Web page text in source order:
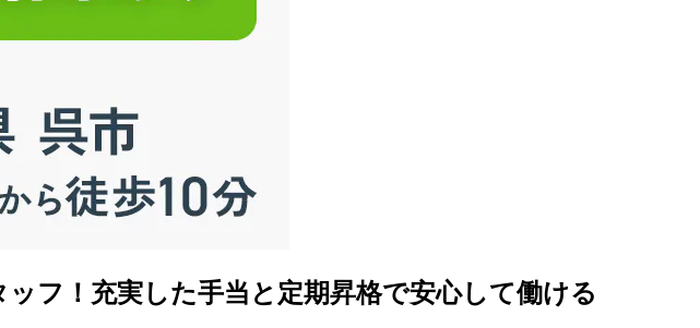
フ！充実した手当と定期昇格で安心して働ける